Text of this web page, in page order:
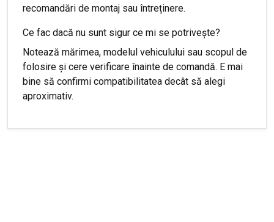
recomandări de montaj sau întreținere.
Ce fac dacă nu sunt sigur ce mi se potrivește?
Notează mărimea, modelul vehiculului sau scopul de
folosire și cere verificare înainte de comandă. E mai
bine să confirmi compatibilitatea decât să alegi
aproximativ.